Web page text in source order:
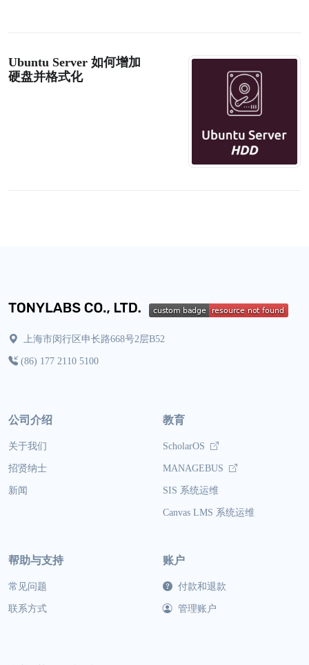
Ubuntu Server 如何增加
硬盘并格式化
上海市闵行区申长路668号2层B52
(86) 177 2110 5100
公司介绍
关于我们
招贤纳士
新闻
教育
ScholarOS
MANAGEBUS
SIS 系统运维
Canvas LMS 系统运维
帮助与支持
常见问题
联系方式
账户
付款和退款
管理账户